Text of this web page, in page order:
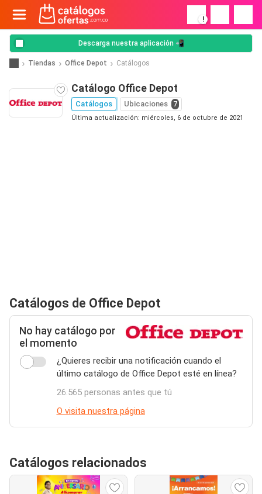
!
Descarga nuestra aplicación 📲
Tiendas Office Depot Catálogos
Catálogo Office Depot
Catálogos Ubicaciones 7
Última actualización: miércoles, 6 de octubre de 2021
Catálogos de Office Depot
No hay catálogo por
el momento
¿Quieres recibir una notificación cuando el
último catálogo de Office Depot esté en línea?
26.565 personas antes que tú
O visita nuestra página
Catálogos relacionados